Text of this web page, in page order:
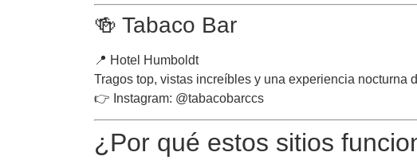
🍻 Tabaco Bar
📍 Hotel Humboldt
Tragos top, vistas increíbles y una experiencia nocturna
👉 Instagram: @tabacobarccs
¿Por qué estos sitios